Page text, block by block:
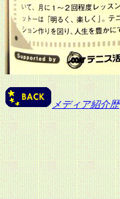
メディア紹介歴